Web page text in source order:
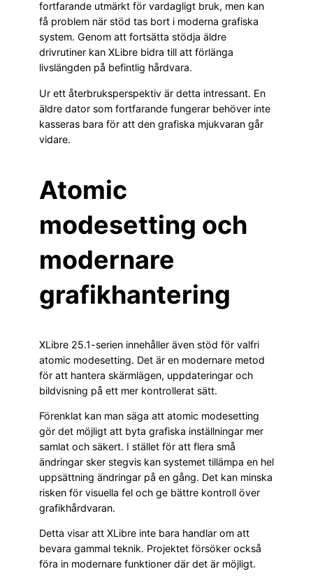
fortfarande utmärkt för vardagligt bruk, men kan
få problem när stöd tas bort i moderna grafiska
system. Genom att fortsätta stödja äldre
drivrutiner kan XLibre bidra till att förlänga
livslängden på befintlig hårdvara.
Ur ett återbruksperspektiv är detta intressant. En
äldre dator som fortfarande fungerar behöver inte
kasseras bara för att den grafiska mjukvaran går
vidare.
Atomic
modesetting och
modernare
grafikhantering
XLibre 25.1-serien innehåller även stöd för valfri
atomic modesetting. Det är en modernare metod
för att hantera skärmlägen, uppdateringar och
bildvisning på ett mer kontrollerat sätt.
Förenklat kan man säga att atomic modesetting
gör det möjligt att byta grafiska inställningar mer
samlat och säkert. I stället för att flera små
ändringar sker stegvis kan systemet tillämpa en hel
uppsättning ändringar på en gång. Det kan minska
risken för visuella fel och ge bättre kontroll över
grafikhårdvaran.
Detta visar att XLibre inte bara handlar om att
bevara gammal teknik. Projektet försöker också
föra in modernare funktioner där det är möjligt.